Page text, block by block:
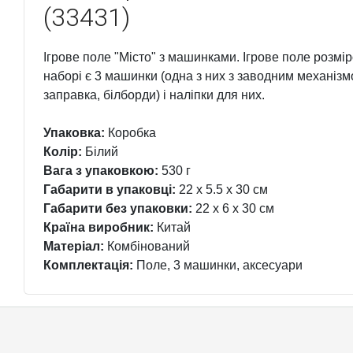
(33431)
Ігрове поле "Місто" з машинками. Ігрове поле
наборі є 3 машинки (одна з них з заводним
заправка, білборди) і наліпки для них.
Упаковка: Коробка
Колір: Білий
Вага з упаковкою: 530 г
Габарити в упаковці: 22 x 5.5 x 30 см
Габарити без упаковки: 22 x 6 x 30 см
Країна виробник: Китай
Матеріал: Комбінований
Комплектація: Поле, 3 машинки, аксесуари